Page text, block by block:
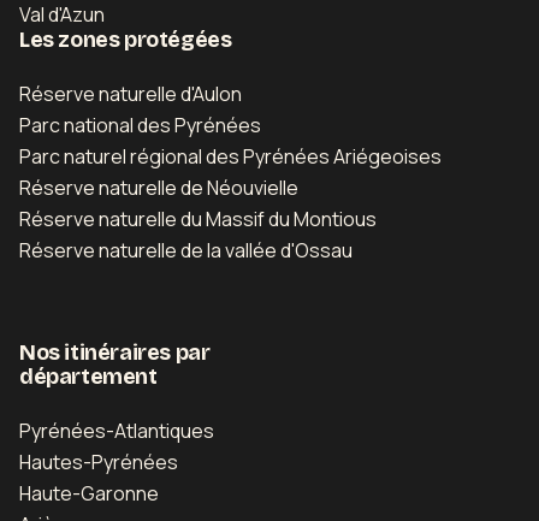
Val d'Azun
Les zones protégées
Réserve naturelle d'Aulon
Parc national des Pyrénées
Parc naturel régional des Pyrénées Ariégeoises
Réserve naturelle de Néouvielle
Réserve naturelle du Massif du Montious
Réserve naturelle de la vallée d'Ossau
Nos itinéraires par
département
Pyrénées-Atlantiques
Hautes-Pyrénées
Haute-Garonne